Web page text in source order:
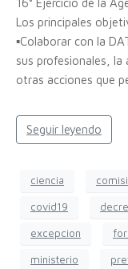
Los principales
▪Colaborar con la
sus profesionales,
otras acciones que
Seguir leyendo
ciencia
covid19
excepcion
ministerio